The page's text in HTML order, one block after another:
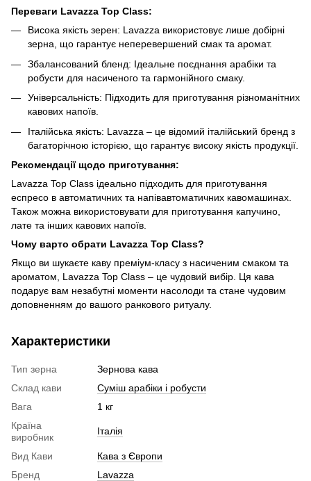
Переваги Lavazza Top Class:
Висока якість зерен: Lavazza використовує лише добірні
зерна, що гарантує неперевершений смак та аромат.
Збалансований бленд: Ідеальне поєднання арабіки та
робусти для насиченого та гармонійного смаку.
Універсальність: Підходить для приготування різноманітних
кавових напоїв.
Італійська якість: Lavazza – це відомий італійський бренд з
багаторічною історією, що гарантує високу якість продукції.
Рекомендації щодо приготування:
Lavazza Top Class ідеально підходить для приготування
еспресо в автоматичних та напівавтоматичних кавомашинах.
Також можна використовувати для приготування капучино,
лате та інших кавових напоїв.
Чому варто обрати Lavazza Top Class?
Якщо ви шукаєте каву преміум-класу з насиченим смаком та
ароматом, Lavazza Top Class – це чудовий вибір. Ця кава
подарує вам незабутні моменти насолоди та стане чудовим
доповненням до вашого ранкового ритуалу.
Характеристики
Тип зерна
Зернова кава
Склад кави
Суміш арабіки і робусти
Вага
1 кг
Країна
виробник
Італія
Вид Кави
Кава з Європи
Бренд
Lavazza